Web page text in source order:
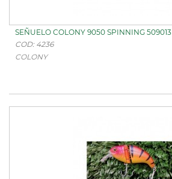
SEÑUELO COLONY 9050 SPINNING 509013
COD: 4236
COLONY